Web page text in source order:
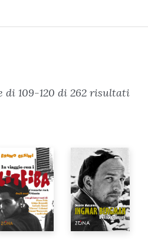
di 109-120 di 262 risultati